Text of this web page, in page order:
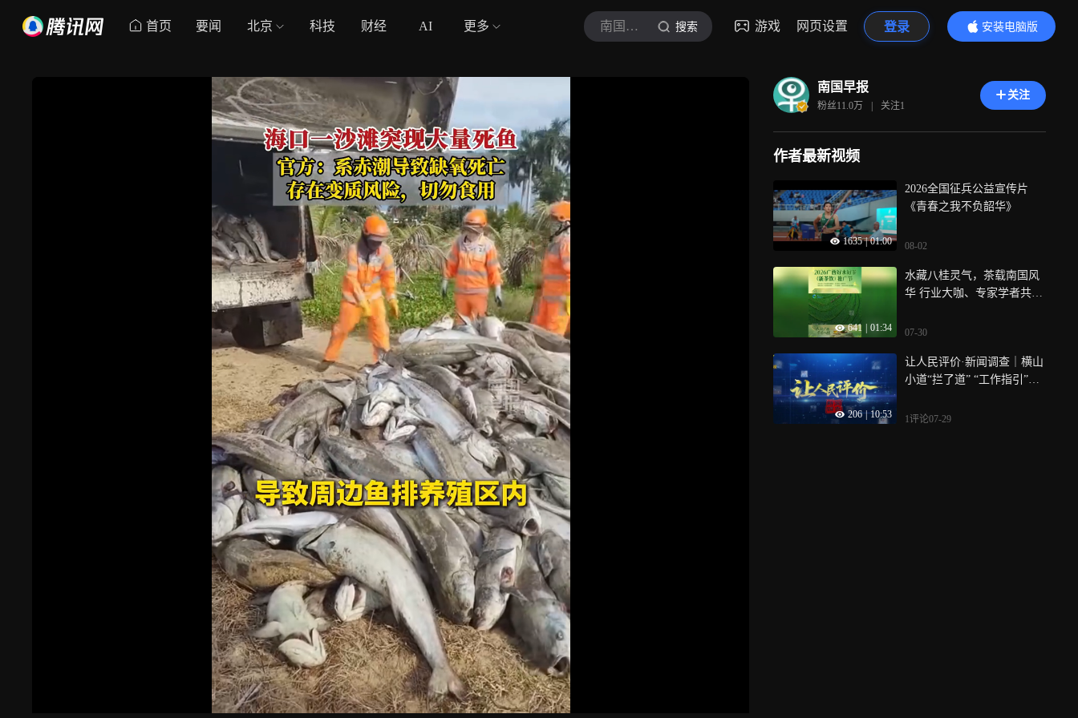
首页 要闻 北京 科技 财经 AI 更多 南国早报 搜索 游戏 网页设置 登录
安装电脑版
内容更精彩
南国早报
粉丝11.0万 | 关注1
关注
作者最新视频
1635 | 01:00
2026全国征兵公益宣传片
《青春之我不负韶华》
08-02
641 01:34
水藏八桂灵气，茶载南国风
华 行业大咖、专家学者共同
饮）推广节打CALL 邀您共
出圈
07-30
206 | 10:53
让人民评价·新闻调查｜横山
小道“拦了道” “工作指引”破
1评论07-29